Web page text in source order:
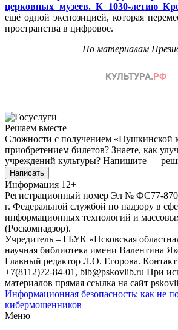
церковных музеев. К 1030-летию
ещё одной экспозицией, которая
пространства в цифровое.
По материалам
Решаем вместе
Сложности с получением «Пушкинской
приобретением билетов? Знаете, как
учреждений культуры? Напишите —
Написать
Информация 12+
Регистрационный номер Эл № ФС77-
г. Федеральной службой по надзору в
информационных технологий и
(Роскомнадзор).
Учредитель – ГБУК «Псковская
научная библиотека имени Валентина
Главный редактор Л.О. Егорова.
+7(8112)72-84-01, bib@pskovlib.ru При
материалов прямая ссылка на сайт
Информационная безопасность: как не
кибермошенников
Меню